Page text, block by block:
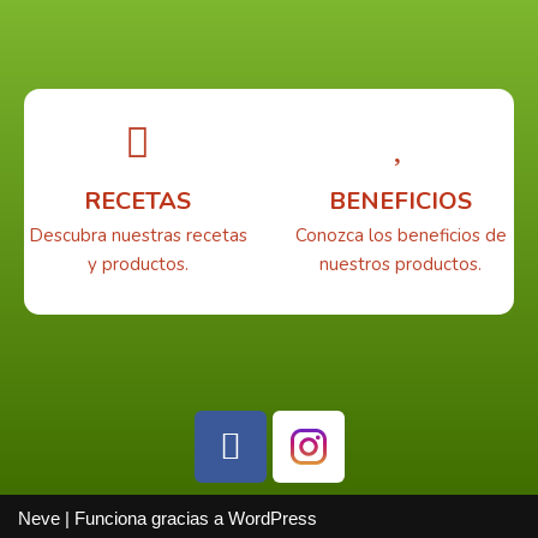
RECETAS
Descubra nuestras recetas
y productos.
BENEFICIOS
Conozca los beneficios de
nuestros productos.
Neve | Funciona gracias a WordPress